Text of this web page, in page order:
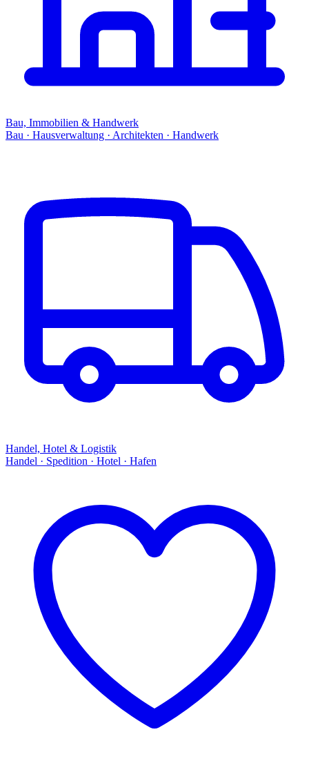
Bau, Immobilien & Handwerk
Bau · Hausverwaltung · Architekten · Handwerk
Handel, Hotel & Logistik
Handel · Spedition · Hotel · Hafen